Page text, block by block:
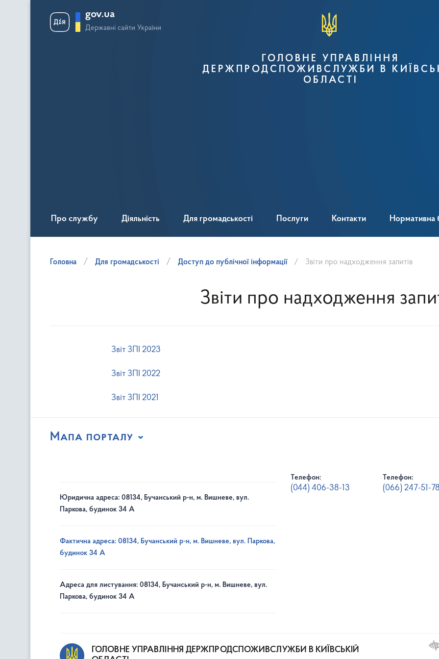
gov.ua
Державні сайти України
ГОЛОВНЕ УПРАВЛІННЯ
ДЕРЖПРОДСПОЖИВСЛУЖБИ В
ОБЛАСТІ
Про службу Діяльність Для громадськості Послуги Контакти Нормативна
Головна Для громадськості Доступ до публічної інформації Звіти про надходження запитів
Звіти про надходження
Звіт ЗПІ 2023
Звіт ЗПІ 2022
Звіт ЗПІ 2021
Мапа порталу
Юридична адреса: 08134, Бучанський р-н, м. Вишневе, вул.
Паркова, будинок 34 А
Фактична адреса: 08134, Бучанський р-н, м. Вишневе, вул. Паркова,
будинок 34 А
Адреса для листування: 08134, Бучанський р-н, м. Вишневе, вул.
Паркова, будинок 34 А
Телефон:
(044) 406-38-13
Телефон:
(066) 247-51-
ГОЛОВНЕ УПРАВЛІННЯ ДЕРЖПРОДСПОЖИВСЛУЖБИ В КИЇВСЬКІЙ